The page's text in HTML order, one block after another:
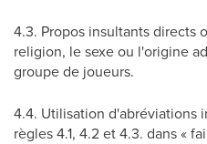
4.3. Propos insultants directs
religion, le sexe ou l'origine
groupe de joueurs.
4.4. Utilisation d'abréviations
règles 4.1, 4.2 et 4.3. dans «